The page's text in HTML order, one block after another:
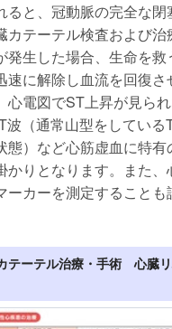
ると、冠動脈の完全な閉
カテーテル検査および治
発生した場合、生命を救
速に解除し血流を回復さ
電図でST上昇が見られ
波（通常山型をしている
態）など心筋虚血に特
かりとなります。また、
ーカーを測定することも
テーテル治療・手術 心臓